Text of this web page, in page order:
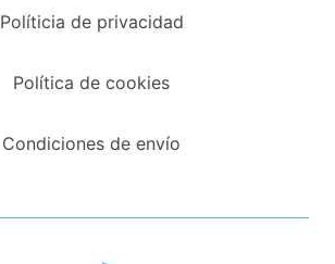
Políticia de privacidad
Política de cookies
Condiciones de envío